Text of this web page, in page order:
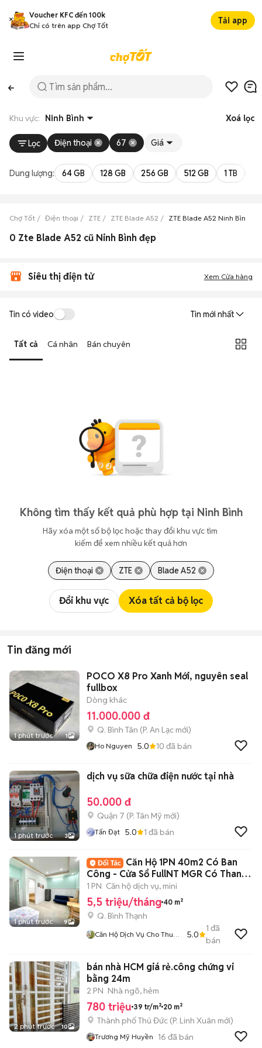
Voucher KFC đến 100k
Chỉ có trên app Chợ Tốt
Tải app
Khu vực: Ninh Bình Xoá lọc
Lọc Điện thoại 67 Giá
Dung lượng: 64 GB 128 GB 256 GB 512 GB 1 TB
Chợ Tốt Điện thoại ZTE ZTE Blade A52 ZTE Blade A52 Ninh Bình
0 Zte Blade A52 cũ Ninh Bình đẹp
Siêu thị điện tử Xem Cửa hàng
Tin có video Tin mới nhất
Tất cả Cá nhân Bán chuyên
Không tìm thấy kết quả phù hợp tại Ninh Bình
Hãy xóa một số bộ lọc hoặc thay đổi khu vực tìm
kiếm để xem nhiều kết quả hơn
Điện thoại ZTE Blade A52
Đổi khu vực Xóa tất cả bộ lọc
Tin đăng mới
1 phút trước 1
POCO X8 Pro Xanh Mới, nguyên seal
fullbox
Dòng khác
11.000.000 đ
Q. Bình Tân (P. An Lạc mới)
Ho Nguyen 5.0 10 đã bán
1 phút trước 3
dịch vụ sữa chữa điện nước tại nhà
50.000 đ
Quận 7 (P. Tân Mỹ mới)
Tấn Đạt 5.0 1 đã bán
1 phút trước 9
Căn Hộ 1PN 40m2 Có Ban
Công - Cửa Sổ FullNT MGR Có Thang
Máy
1 PN Căn hộ dịch vụ, mini
5,5 triệu/tháng 40 m²
Q. Bình Thạnh
Căn Hộ Dịch Vụ Cho Thuê
5.0
1 đã
bán
2 phút trước 10
bán nhà HCM giá rẻ.công chứng vi
bằng 24m
2 PN Nhà ngõ, hẻm
780 triệu 39 tr/m² 20 m²
Thành phố Thủ Đức (P. Linh Xuân mới)
Trương Mỹ Huyền 16 đã bán